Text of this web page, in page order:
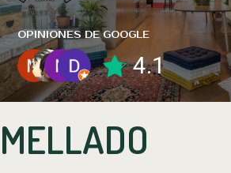
MELLADO
OPINIONES DE GOOGLE
4.1